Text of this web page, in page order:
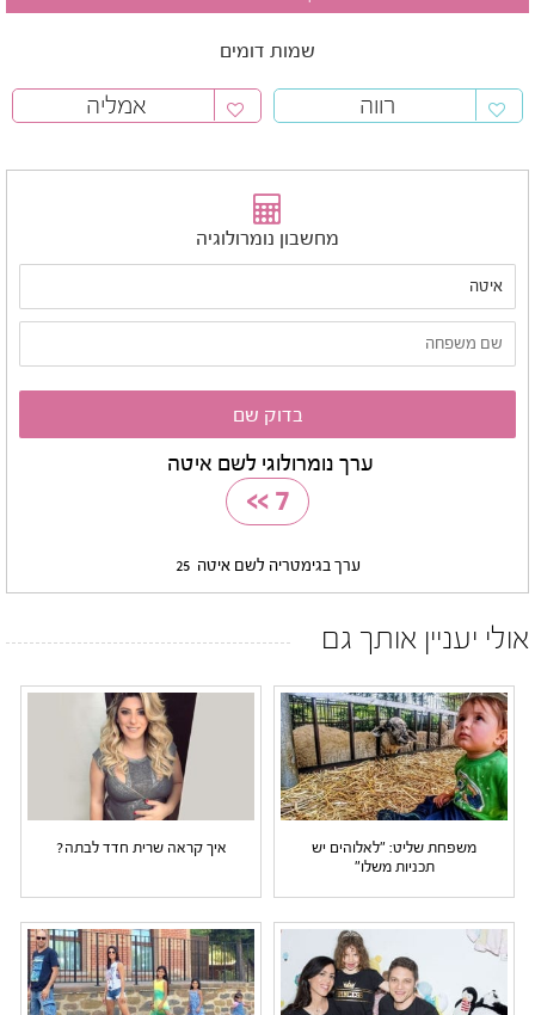
שמות דומים
רווה אמליה
מחשבון נומרולוגיה
ערך נומרולוגי לשם איטה
7
>>
ערך בגימטריה לשם איטה 25
אולי יעניין אותך גם
משפחת שליט: "לאלוהים יש
תכניות משלו"
איך קראה שרית חדד לבתה?